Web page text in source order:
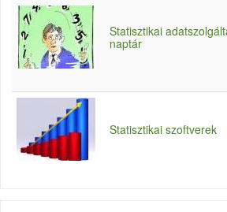
Statisztikai
naptár
Statisztikai szoftverek